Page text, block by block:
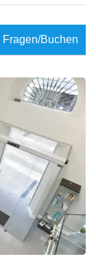
Fragen/Buchen